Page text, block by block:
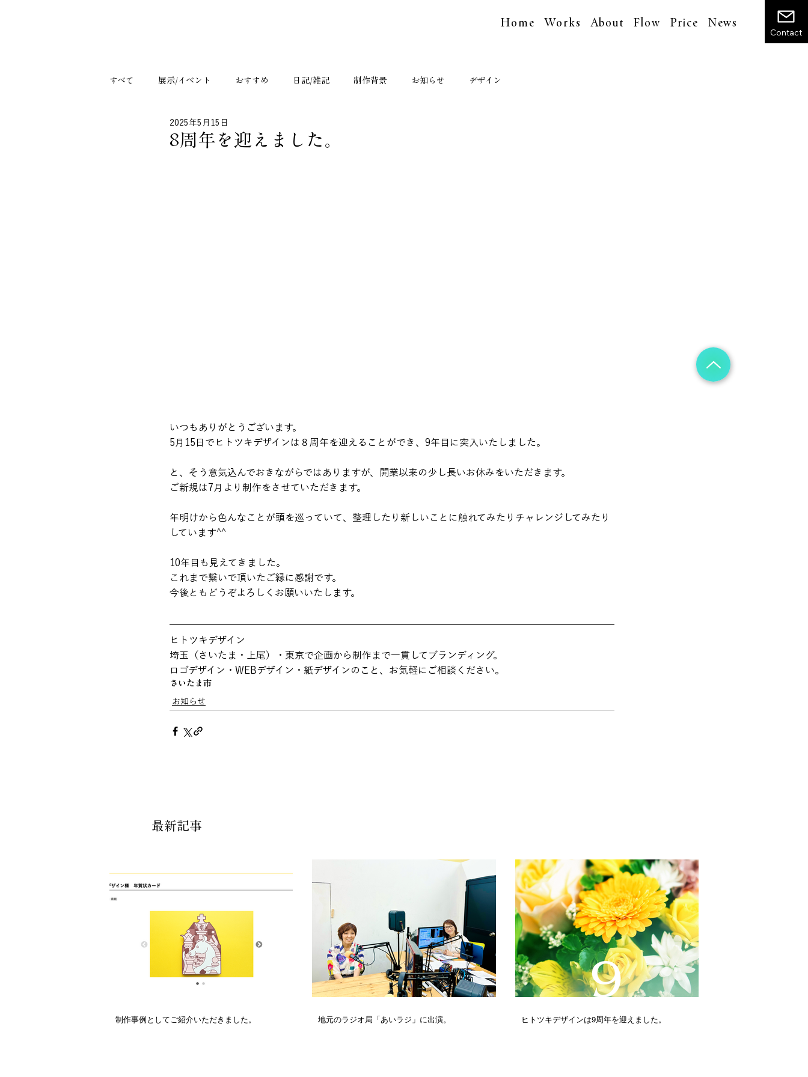
Home Works About Flow Price
News
Contact
制作事例としてご紹介いただきました。 地元のラジオ局「あいラジ」に出演。 ヒトツキデザインは9周年を迎えました。
最新記事
すべて 展示/イベント おすすめ 日記/雑記 制作背景 お知らせ デザイン
8周年を迎えました。
2025年5月15日
いつもありがとうございます。
5月15日でヒトツキデザインは８周年を迎えることができ、9年目に突入いたしました。
と、そう意気込んでおきながらではありますが、開業以来の少し長いお休みをいただきます。
ご新規は7月より制作をさせていただきます。
年明けから色んなことが頭を巡っていて、整理したり新しいことに触れてみたりチャレンジしてみたり
しています^^
10年目も見えてきました。
これまで繋いで頂いたご縁に感謝です。
今後ともどうぞよろしくお願いいたします。
ヒトツキデザイン
埼玉（さいたま・上尾）・東京で企画から制作まで一貫してブランディング。
ロゴデザイン・WEBデザイン・紙デザインのこと、お気軽にご相談ください。
さいたま市
お知らせ